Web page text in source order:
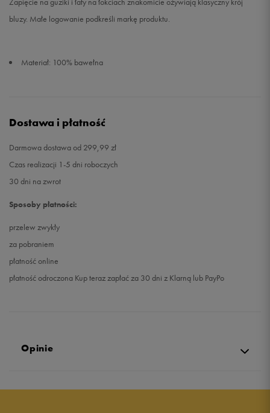
bluzy. Małe logowanie podkreśli markę produktu.
Materiał: 100% bawełna
Dostawa i płatność
Darmowa dostawa od 299,99 zł
Czas realizacji 1-5 dni roboczych
30 dni na zwrot
Sposoby płatności:
przelew zwykły
za pobraniem
płatność online
płatność odroczona Kup teraz zapłać za 30 dni z Klarną lub PayPo
Opinie